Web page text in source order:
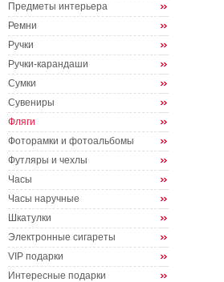
Предметы интерьера
Ремни
Ручки
Ручки-карандаши
Сумки
Сувениры
Фляги
Фоторамки и фотоальбомы
Футляры и чехлы
Часы
Часы наручные
Шкатулки
Электронные сигареты
VIP подарки
Интересные подарки